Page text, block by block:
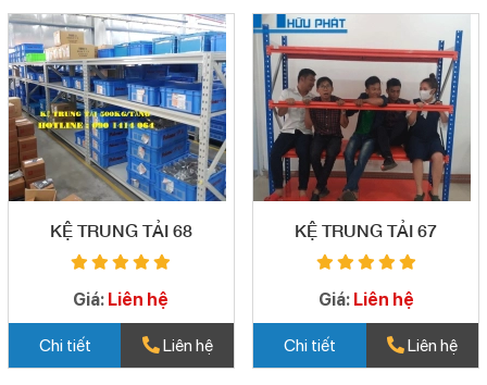
KỆ TRUNG TẢI 68
Giá: Liên hệ
Chi tiết Liên hệ
KỆ TRUNG TẢI 67
Giá: Liên hệ
Chi tiết Liên hệ